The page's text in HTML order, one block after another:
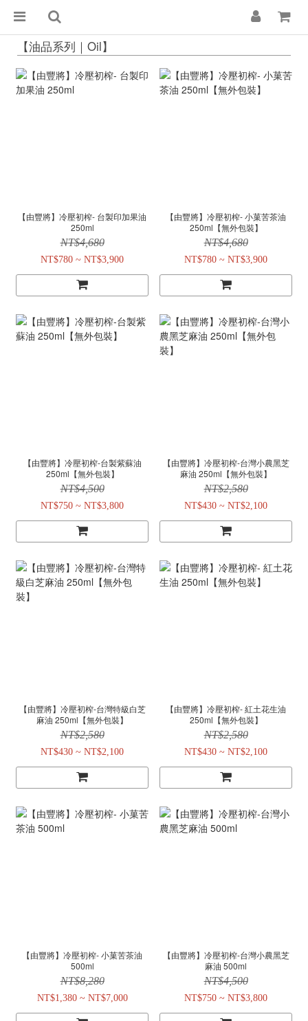
【油品系列｜Oil】
【由豐將】冷壓初榨- 台製印加果油
250ml
NT$4,680
NT$780 ~ NT$3,900
【由豐將】冷壓初榨- 小菓苦茶油
250ml【無外包裝】
NT$4,680
NT$780 ~ NT$3,900
【由豐將】冷壓初榨-台製紫蘇油
250ml【無外包裝】
NT$4,500
NT$750 ~ NT$3,800
【由豐將】冷壓初榨-台灣小農黑芝
麻油 250ml【無外包裝】
NT$2,580
NT$430 ~ NT$2,100
【由豐將】冷壓初榨-台灣特級白芝
麻油 250ml【無外包裝】
NT$2,580
NT$430 ~ NT$2,100
【由豐將】冷壓初榨- 紅土花生油
250ml【無外包裝】
NT$2,580
NT$430 ~ NT$2,100
【由豐將】冷壓初榨- 小菓苦茶油
500ml
NT$8,280
NT$1,380 ~ NT$7,000
【由豐將】冷壓初榨-台灣小農黑芝
麻油 500ml
NT$4,500
NT$750 ~ NT$3,800